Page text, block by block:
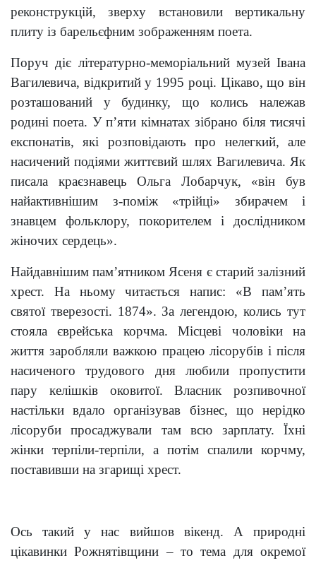
реконструкцій, зверху встановили вертикальну
плиту із барельєфним зображенням поета.
Поруч діє літературно-меморіальний музей Івана
Вагилевича, відкритий у 1995 році. Цікаво, що він
розташований у будинку, що колись належав
родині поета. У п’яти кімнатах зібрано біля тисячі
експонатів, які розповідають про нелегкий, але
насичений подіями життєвий шлях Вагилевича. Як
писала краєзнавець Ольга Лобарчук, «він був
найактивнішим з-поміж «трійці» збирачем і
знавцем фольклору, покорителем і дослідником
жіночих сердець».
Найдавнішим пам’ятником Ясеня є старий залізний
хрест. На ньому читається напис: «В пам’ять
святої тверезості. 1874». За легендою, колись тут
стояла єврейська корчма. Місцеві чоловіки на
життя заробляли важкою працею лісорубів і після
насиченого трудового дня любили пропустити
пару келішків оковитої. Власник розпивочної
настільки вдало організував бізнес, що нерідко
лісоруби просаджували там всю зарплату. Їхні
жінки терпіли-терпіли, а потім спалили корчму,
поставивши на згарищі хрест.
Ось такий у нас вийшов вікенд. А природні
цікавинки Рожнятівщини – то тема для окремої